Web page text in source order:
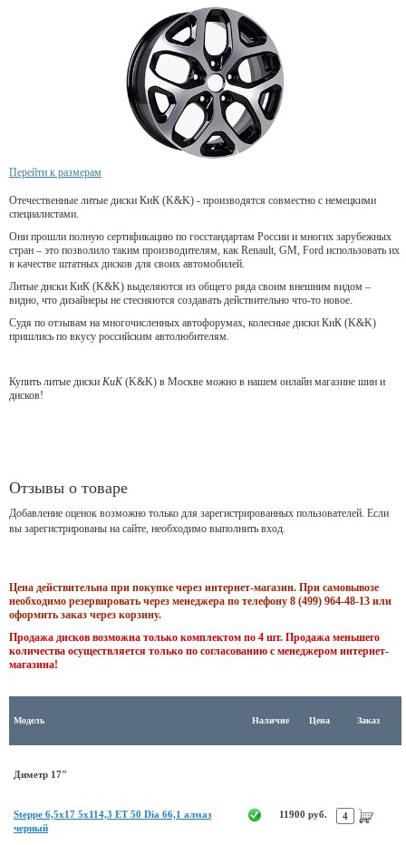
Перейти к размерам
Отечественные литые диски КиК (K&K) - производятся совместно с немецкими
специалистами.
Они прошли полную сертификацию по госстандартам России и многих зарубежных
стран – это позволило таким производителям, как Renault, GM, Ford использовать их
в качестве штатных дисков для своих автомобилей.
Литые диски КиК (K&K) выделяются из общего ряда своим внешним видом –
видно, что дизайнеры не стесняются создавать действительно что-то новое.
Судя по отзывам на многочисленных автофорумах, колесные диски КиК (K&K)
пришлись по вкусу российским автолюбителям.
Купить литые диски КиК(K&K) в Москве можно в нашем онлайн магазине шин и
дисков!
Отзывы о товаре
Добавление оценок возможно только для зарегистрированных пользователей. Если
вы зарегистрированы на сайте, необходимо выполнить вход.
Цена действительна при покупке через интернет-магазин. При самовывозе
необходимо резервировать через менеджера по телефону 8 (499) 964-48-13 или
оформить заказ через корзину.
Продажа дисков возможна только комплектом по 4 шт. Продажа меньшего
количества осуществляется только по согласованию с менеджером интернет-
магазина!
Модель Наличие Цена Заказ
Диметр 17"
Steppe 6,5x17 5x114,3 ET 50 Dia 66,1 алмаз
черный
11900 руб.